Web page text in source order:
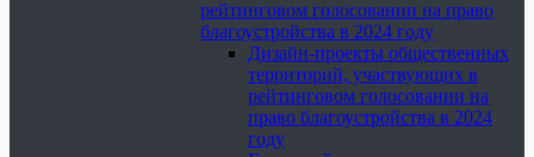
рейтинговом голосовании на право
благоустройства в 2024 году
Дизайн-проекты общественных
территорий, участвующих в
рейтинговом голосовании на
право благоустройства в 2024
году